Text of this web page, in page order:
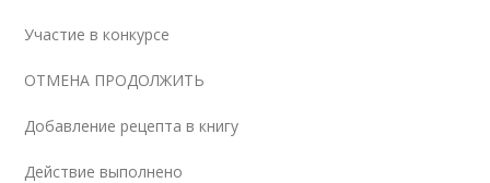
Участие в конкурсе
ОТМЕНА ПРОДОЛЖИТЬ
Добавление рецепта в книгу
Действие выполнено